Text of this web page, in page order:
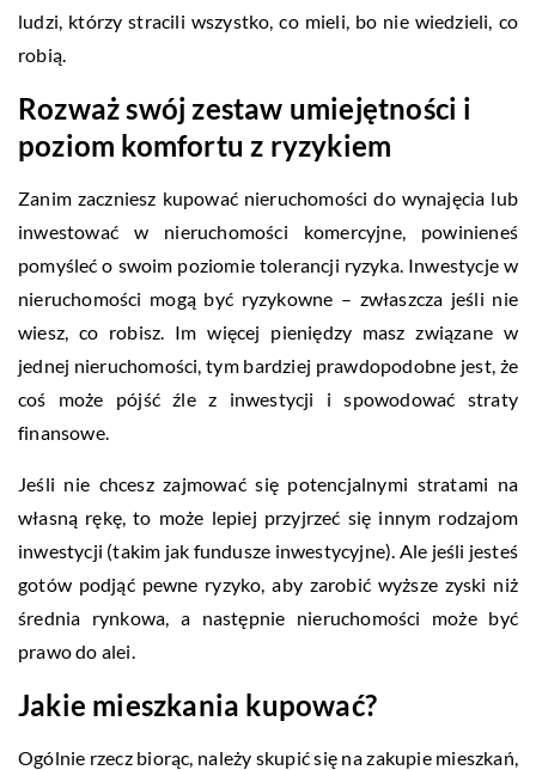
ludzi, którzy stracili wszystko, co mieli, bo nie wiedzieli, co
robią.
Rozważ swój zestaw umiejętności i
poziom komfortu z ryzykiem
Zanim zaczniesz kupować nieruchomości do wynajęcia lub
inwestować w nieruchomości komercyjne, powinieneś
pomyśleć o swoim poziomie tolerancji ryzyka. Inwestycje w
nieruchomości mogą być ryzykowne – zwłaszcza jeśli nie
wiesz, co robisz. Im więcej pieniędzy masz związane w
jednej nieruchomości, tym bardziej prawdopodobne jest, że
coś może pójść źle z inwestycji i spowodować straty
finansowe.
Jeśli nie chcesz zajmować się potencjalnymi stratami na
własną rękę, to może lepiej przyjrzeć się innym rodzajom
inwestycji (takim jak fundusze inwestycyjne). Ale jeśli jesteś
gotów podjąć pewne ryzyko, aby zarobić wyższe zyski niż
średnia rynkowa, a następnie nieruchomości może być
prawo do alei.
Jakie mieszkania kupować?
Ogólnie rzecz biorąc, należy skupić się na zakupie mieszkań,